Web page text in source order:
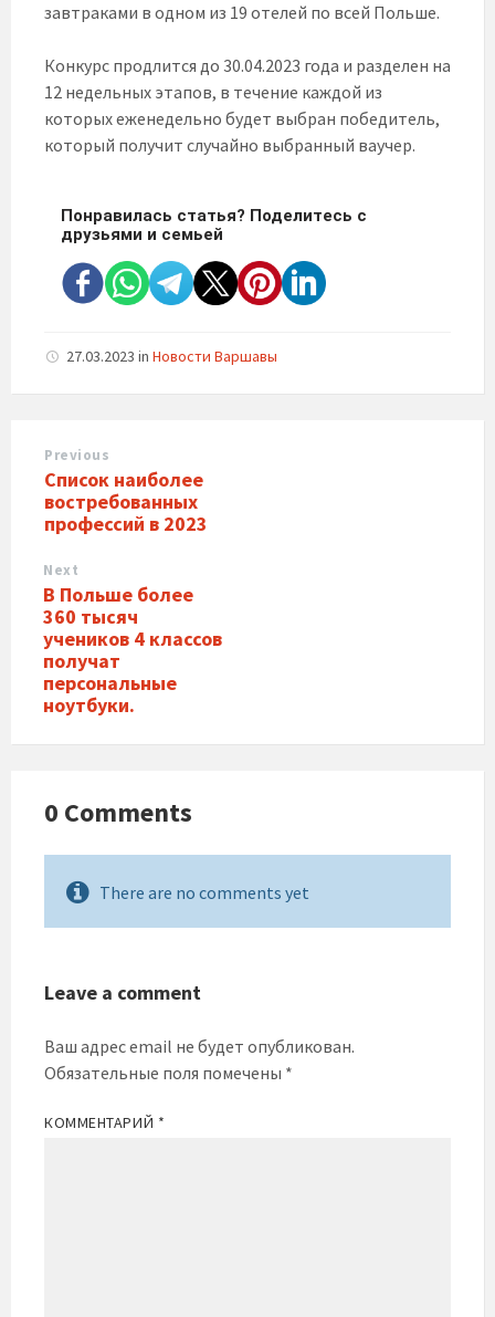
завтраками в одном из 19 отелей по всей Польше.
Конкурс продлится до 30.04.2023 года и разделен на
12 недельных этапов, в течение каждой из
которых еженедельно будет выбран победитель,
который получит случайно выбранный ваучер.
Понравилась статья? Поделитесь с
друзьями и семьей
27.03.2023 in Новости Варшавы
Previous
Список наиболее
востребованных
профессий в 2023
Next
В Польше более
360 тысяч
учеников 4 классов
получат
персональные
ноутбуки.
0 Comments
There are no comments yet
Leave a comment
Ваш адрес email не будет опубликован.
Обязательные поля помечены *
КОММЕНТАРИЙ *